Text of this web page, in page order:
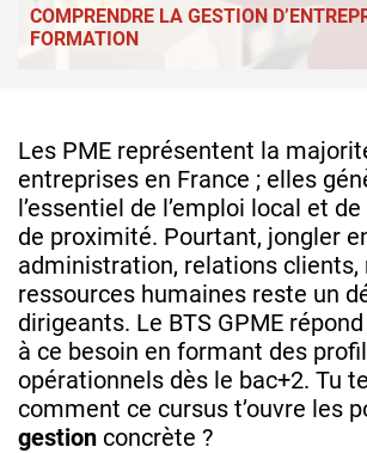
COMPRENDRE LA GESTION
FORMATION
Les PME représentent la
entreprises en France ; elles
l’essentiel de l’emploi local et
de proximité. Pourtant, jongler
administration, relations clients,
ressources humaines reste un
dirigeants. Le BTS GPME
à ce besoin en formant des
opérationnels dès le bac+2. Tu
comment ce cursus t’ouvre les
gestion concrète ?